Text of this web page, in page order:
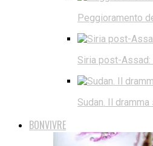
Peggioramento
Siria post-Assad:
Sudan. Il
BONVIVRE